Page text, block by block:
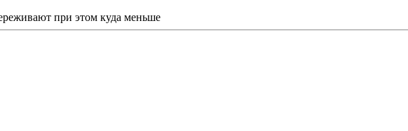
при этом куда меньше